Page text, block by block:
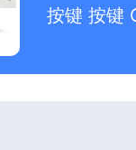
按键 按键